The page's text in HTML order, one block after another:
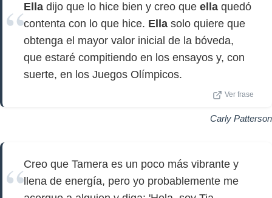
Ella dijo que lo hice bien y creo que ella quedó
contenta con lo que hice. Ella solo quiere que
obtenga el mayor valor inicial de la bóveda,
que estaré compitiendo en los ensayos y, con
suerte, en los Juegos Olímpicos.
Ver frase
Carly Patterson
Creo que Tamera es un poco más vibrante y
llena de energía, pero yo probablemente me